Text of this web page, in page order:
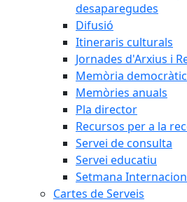
desaparegudes
Difusió
Itineraris culturals
Jornades d'Arxius i
Memòria
Memòries anuals
Pla director
Recursos per a la
Servei de consulta
Servei educatiu
Setmana
Cartes de Serveis